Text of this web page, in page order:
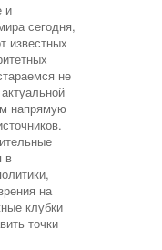
и
сегодня,
известных
не
напрямую
в
на
клубки
точки